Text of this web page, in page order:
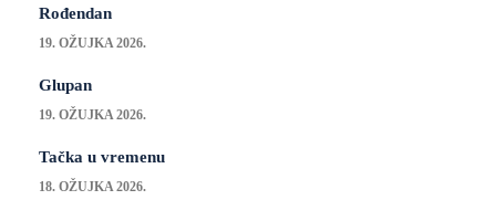
Rođendan
19. OŽUJKA 2026.
Glupan
19. OŽUJKA 2026.
Tačka u vremenu
18. OŽUJKA 2026.